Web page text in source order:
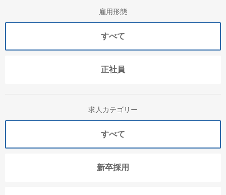
雇用形態
すべて
正社員
求人カテゴリー
すべて
新卒採用